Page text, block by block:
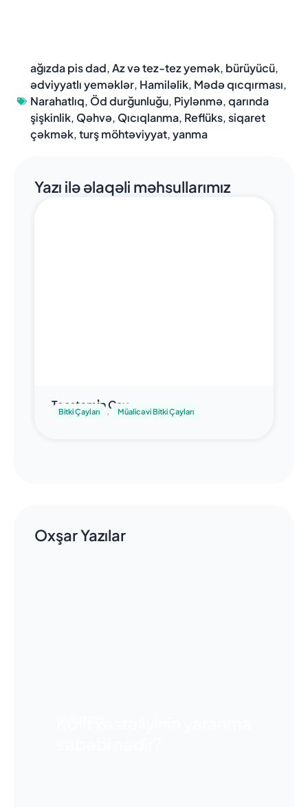
ağızda pis dad,Az və tez-tez yemək, bürüyücü,
ədviyyatlı yeməklər, Hamiləlik, Mədə qıcqırması,
Narahatlıq, Öd durğunluğu, Piylənmə,qarında
şişkinlik, Qəhvə, Qıcıqlanma, Reflüks,siqaret
çəkmək,turş möhtəviyyat,yanma
Yazı ilə əlaqəli məhsullarımız
Teastomi̇n Çay
Bitki Çayları , Müalicəvi Bitki Çayları
Oxşar Yazılar